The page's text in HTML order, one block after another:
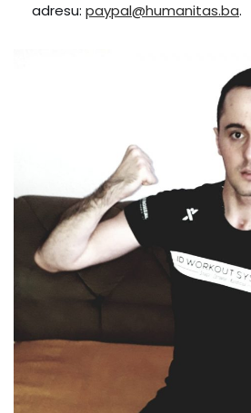
adresu: paypal@humanitas.ba.